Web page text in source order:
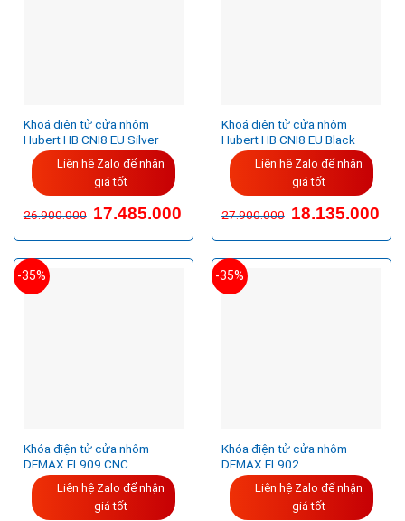
Khoá điện tử cửa nhôm
Hubert HB CNI8 EU Silver
Liên hệ Zalo để nhận
giá tốt
26.900.000 Giá
gốc
26.900.000VND.
17.485.000Giá
hiện
là:
17.485.000VND.
Khoá điện tử cửa nhôm
Hubert HB CNI8 EU Black
Liên hệ Zalo để nhận
giá tốt
27.900.000 Giá
gốc
27.900.000VND.
18.135.000Giá
hiện
là:
-35%
Khóa điện tử cửa nhôm
DEMAX EL909 CNC
Liên hệ Zalo để nhận
giá tốt
-35%
Khóa điện tử cửa nhôm
DEMAX EL902
Liên hệ Zalo để nhận
giá tốt